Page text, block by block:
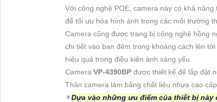
Với công nghệ POE, camera này có khả
để tối ưu hóa hình ảnh trong các môi trường
Camera cũng được trang bị công nghệ hồng
chi tiết vào ban đêm trong khoảng cách lên
hiệu quả trong điều kiện ánh sáng yếu.
Camera VP-4390BP được thiết kế để lắp đặt
Thân camera làm bằng chất liệu nhựa cao
✴️Dựa vào những ưu điểm của thiết bị này